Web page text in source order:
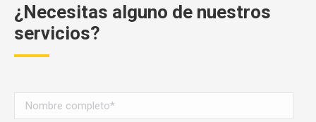
¿Necesitas alguno de nuestros
servicios?